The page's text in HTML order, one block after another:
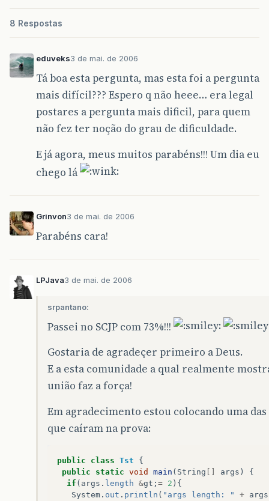
8 Respostas
eduveks3 de mai. de 2006
Tá boa esta pergunta, mas esta foi a pergunta
mais difícil??? Espero q não heee… era legal
postares a pergunta mais dificil, para quem
não fez ter noção do grau de dificuldade.
E já agora, meus muitos parabéns!!! Um dia eu
chego lá
Grinvon3 de mai. de 2006
Parabéns cara!
LPJava3 de mai. de 2006
srpantano:
Passei no SCJP com 73%!!!
Gostaria de agradeçer primeiro a Deus.
E a esta comunidade a qual realmente
união faz a força!
Em agradecimento estou colocando uma
que caíram na prova:
public class Tst
{
public
static void main ( String args )
{
if ( args . length &gt ; = 2 ){
System . out . println ( "args length: " + args